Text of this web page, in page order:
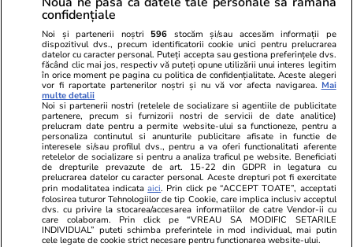
Știri România
Vremea extremă a făcut ravagii în Brașov, Cluj,
Sibiu și Bihor. Copaci doborâți, acoperișuri
smulse și inundații
Știri România 07 aug.
Debitul Dunării a atins un minim istoric, dar
hidrologii anunță că fluviul va începe să
crească din 13 august: „Am mai câștiga 3-4
zile”
confidențiale
Noi și partenerii noștri 596 stocăm și/sau accesăm informații pe
dispozitivul dvs., precum identificatorii cookie unici pentru prelucrarea
datelor cu caracter personal. Puteți accepta sau gestiona preferințele dvs.
făcând clic mai jos, respectiv vă puteți opune utilizării unui interes legitim
în orice moment pe pagina cu politica de confidențialitate. Aceste alegeri
vor fi raportate partenerilor noștri și nu vă vor afecta navigarea. Mai
multe detalii
Noi si partenerii nostri (retelele de socializare si agentiile de publicitate
partenere, precum si furnizorii nostri de servicii de date analitice)
prelucram date pentru a permite website-ului sa functioneze, pentru a
personaliza continutul si anunturile publicitare afisate in functie de
interesele si/sau profilul dvs., pentru a va oferi functionalitati aferente
retelelor de socializare si pentru a analiza traficul pe website. Beneficiati
de drepturile prevazute de art. 15-22 din GDPR in legatura cu
prelucrarea datelor cu caracter personal. Aceste drepturi pot fi exercitate
prin modalitatea indicataaici. Prin click pe “ACCEPT TOATE”, acceptati
folosirea tuturor Tehnologiilor de tip Cookie, care implica inclusiv acceptul
dvs. cu privire la stocarea/accesarea informatiilor de catre Vendor-ii cu
care colaboram. Prin click pe “VREAU SA MODIFIC SETARILE
INDIVIDUAL” puteti schimba preferintele in mod individual, mai putin
cele legate de cookie strict necesare pentru functionarea website-ului.